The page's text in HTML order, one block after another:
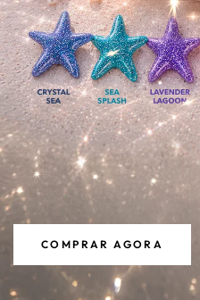
COMPRAR AGORA